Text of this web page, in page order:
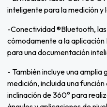
inteligente para la medición y
-Conectividad ®Bluetooth,
cómodamente a la
para una documentación
- También incluye una amplia
medición, incluida una
inclinación de 360° para